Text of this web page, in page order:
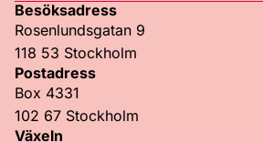
Besöksadress
Rosenlundsgatan 9
118 53 Stockholm
Postadress
Box 4331
102 67 Stockholm
Växeln